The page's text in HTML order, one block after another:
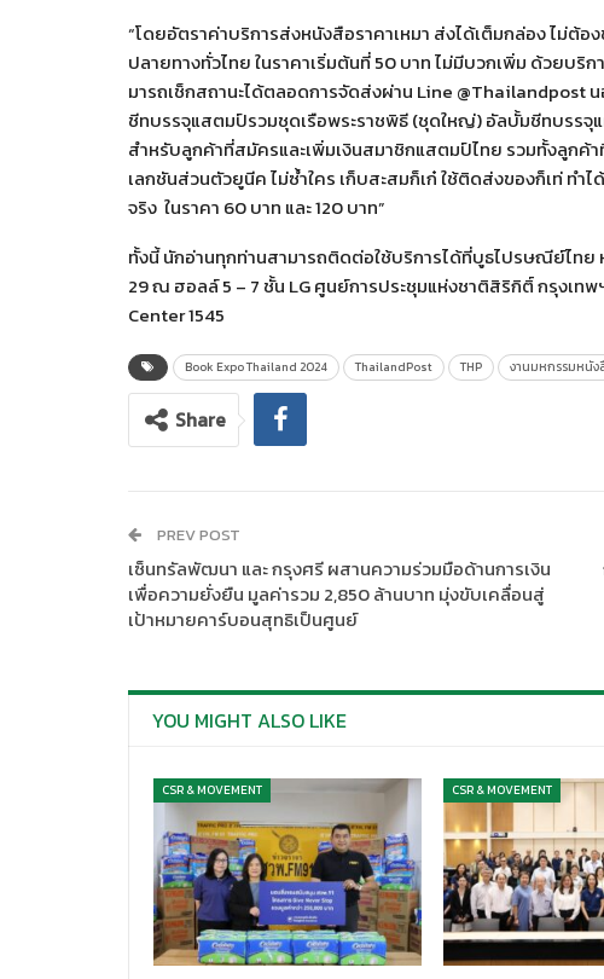
“โดยอัตราค่าบริการส่งหนังสือราคาเหมา ส่งได้เต็มกล่อง ไม่ต้
ปลายทางทั่วไทย ในราคาเริ่มต้นที่ 50 บาท ไม่มีบวกเพิ่ม ด้วยบริก
มารถเช็กสถานะได้ตลอดการจัดส่งผ่าน Line @Thailandpost
ชีทบรรจุแสตมป์รวมชุดเรือพระราชพิธี (ชุดใหญ่) อัลบั้มชีทบรรจุ
สำหรับลูกค้าที่สมัครและเพิ่มเงินสมาชิกแสตมป์ไทย รวมทั้งลูก
เลกชันส่วนตัวยูนีค ไม่ซ้ำใคร เก็บสะสมก็เก๋ ใช้ติดส่งของก็เท่ ท
จริง ในราคา 60 บาท และ 120 บาท”
ทั้งนี้ นักอ่านทุกท่านสามารถติดต่อใช้บริการได้ที่บูธไปรษณีย์ไท
29 ณ ฮอลล์ 5 – 7 ชั้น LG ศูนย์การประชุมแห่งชาติสิริกิติ์ กรุงเท
Center 1545
Book Expo Thailand 2024 ThailandPost THP งานมหกรรมหนัง
Share
PREV POST
เซ็นทรัลพัฒนา และ กรุงศรี ผสานความร่วมมือด้านการเงิน
เพื่อความยั่งยืน มูลค่ารวม 2,850 ล้านบาท มุ่งขับเคลื่อนสู่
เป้าหมายคาร์บอนสุทธิเป็นศูนย์
YOU MIGHT ALSO LIKE
CSR & MOVEMENT CSR & MOVEMENT